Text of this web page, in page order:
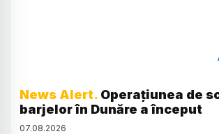
News Alert. Operațiunea de
barjelor în Dunăre a început
07.08.2026